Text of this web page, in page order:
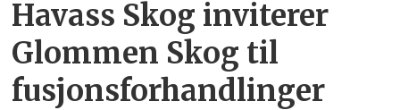
Havass Skog inviterer
Glommen Skog til
fusjonsforhandlinger